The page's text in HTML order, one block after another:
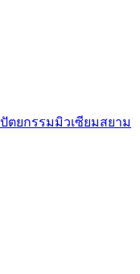
ตยกรรมมิวเซียมสยาม